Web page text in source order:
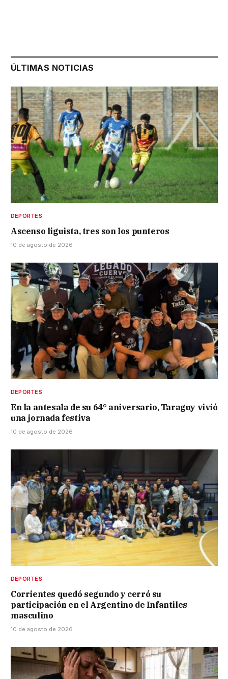
ÚLTIMAS NOTICIAS
DEPORTES
Ascenso liguista, tres son los punteros
10 de agosto de 2026
DEPORTES
En la antesala de su 64° aniversario, Taraguy vivió
una jornada festiva
10 de agosto de 2026
DEPORTES
Corrientes quedó segundo y cerró su
participación en el Argentino de Infantiles
masculino
10 de agosto de 2026